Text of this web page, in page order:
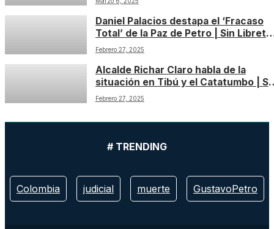
Daniel Palacios destapa el ‘Fracaso
Total’ de la Paz de Petro | Sin Libreto
Podcast | Temp: 1 Cap: 2
Febrero 27, 2025
Alcalde Richar Claro habla de la
situación en Tibú y el Catatumbo |
Libreto Podcast | Temp: 1 Cap: 1
Febrero 27, 2025
# TRENDING
Colombia judicial muerte GustavoPetro